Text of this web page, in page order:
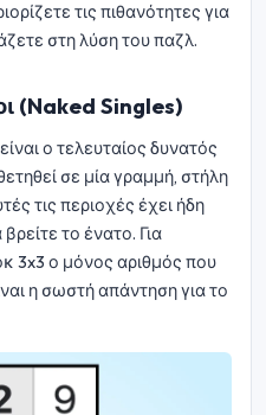
τις πιθανότητες για
στη λύση του παζλ.
(Naked Singles)
ο τελευταίος δυνατός
σε μία γραμμή, στήλη
τις περιοχές έχει ήδη
το ένατο. Για
3x3 ο μόνος αριθμός που
η σωστή απάντηση για το